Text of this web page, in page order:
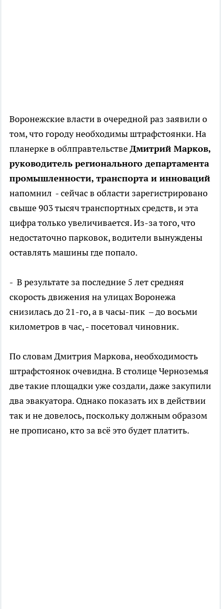
Воронежские власти в очередной раз заявили о
том, что городу необходимы штрафстоянки. На
планерке в облправтельствеДмитрий Марков,
руководитель регионального департамента
промышленности, транспорта и инноваций
напомнил - сейчас в области зарегистрировано
свыше 903 тысяч транспортных средств, и эта
цифра только увеличивается. Из-за того, что
недостаточно парковок, водители вынуждены
оставлять машины где попало.
- В результате за последние 5 лет средняя
скорость движения на улицах Воронежа
снизилась до 21-го, а в часы-пик – до восьми
километров в час, - посетовал чиновник.
По словам Дмитрия Маркова, необходимость
штрафстоянок очевидна. В столице Черноземья
две такие площадки уже создали, даже закупили
два эвакуатора. Однако показать их в действии
так и не довелось, поскольку должным образом
не прописано, кто за всё это будет платить.